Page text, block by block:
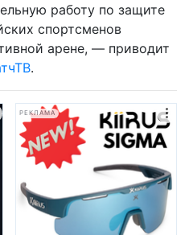
работу по защите
спортсменов
арене, — приводит
.
РЕКЛАМА